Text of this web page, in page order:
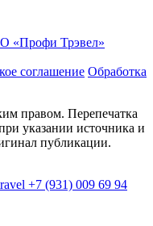
«Профи Трэвeл»
соглашение Обработка
правом. Перепечатка
указании источника и
публикации.
+7 (931) 009 69 94